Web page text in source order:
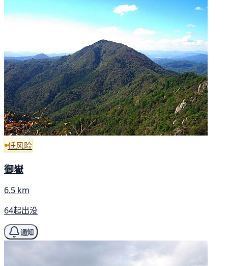
低风险
御嶽
6.5 km
64起出没
通知